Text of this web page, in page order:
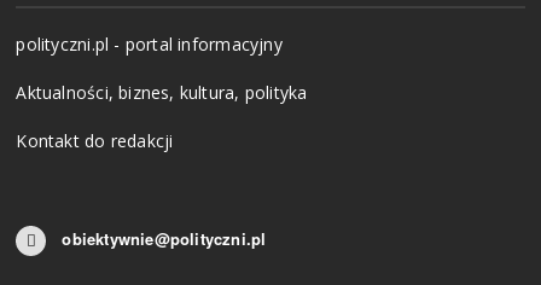
polityczni.pl - portal informacyjny
Aktualności, biznes, kultura, polityka
Kontakt do redakcji
obiektywnie@polityczni.pl